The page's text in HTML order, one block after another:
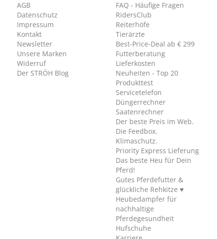
AGB
Datenschutz
Impressum
Kontakt
Newsletter
Unsere Marken
Widerruf
Der STRÖH Blog
FAQ - Häufige Fragen
RidersClub
Reiterhöfe
Tierärzte
Best-Price-Deal ab € 299
Futterberatung
Lieferkosten
Neuheiten - Top 20
Produkttest
Servicetelefon
Düngerrechner
Saatenrechner
Der beste Preis im Web.
Die Feedbox.
Klimaschutz.
Priority Express Lieferung
Das beste Heu für Dein
Pferd!
Gutes Pferdefutter &
glückliche Rehkitze ♥
Heubedampfer für
nachhaltige
Pferdegesundheit
Hufschuhe